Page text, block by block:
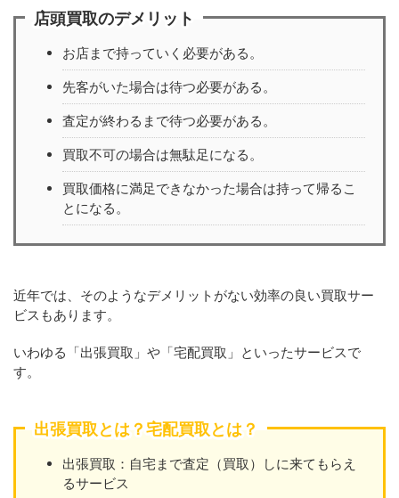
店頭買取のデメリット
お店まで持っていく必要がある。
先客がいた場合は待つ必要がある。
査定が終わるまで待つ必要がある。
買取不可の場合は無駄足になる。
買取価格に満足できなかった場合は持って帰るこ
とになる。
近年では、そのようなデメリットがない効率の良い買取サー
ビスもあります。
いわゆる「出張買取」や「宅配買取」といったサービスで
す。
出張買取とは？宅配買取とは？
出張買取：自宅まで査定（買取）しに来てもらえ
るサービス